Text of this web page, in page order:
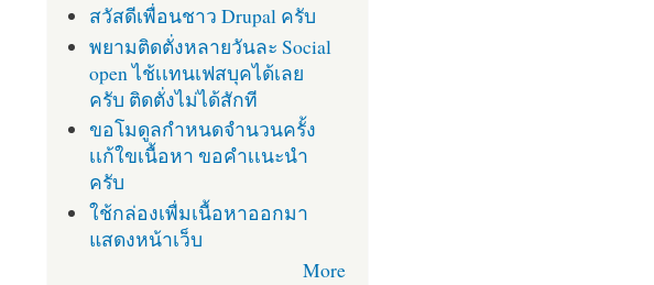
สวัสดีเพื่อนชาว Drupal ครับ
พยามติดตั่งหลายวันละ Social
open ไช้เเทนเฟสบุคได้เลย
ครับ ติดตั่งไม่ได้สักที
ขอโมดูลกำหนดจำนวนครั้ง
เเก้ใขเนื้อหา ขอคำเเนะนำ
ครับ
ใช้กล่องเพื่มเนื้อหาออกมา
แสดงหน้าเว็บ
More